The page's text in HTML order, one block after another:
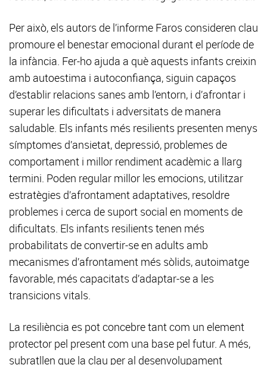
Per això, els autors de l’informe Faros consideren clau
promoure el benestar emocional durant el període de
la infància. Fer-ho ajuda a què aquests infants creixin
amb autoestima i autoconfiança, siguin capaços
d’establir relacions sanes amb l’entorn, i d’afrontar i
superar les dificultats i adversitats de manera
saludable. Els infants més resilients presenten menys
símptomes d’ansietat, depressió, problemes de
comportament i millor rendiment acadèmic a llarg
termini. Poden regular millor les emocions, utilitzar
estratègies d’afrontament adaptatives, resoldre
problemes i cerca de suport social en moments de
dificultats. Els infants resilients tenen més
probabilitats de convertir-se en adults amb
mecanismes d’afrontament més sòlids, autoimatge
favorable, més capacitats d’adaptar-se a les
transicions vitals.
La resiliència es pot concebre tant com un element
protector pel present com una base pel futur. A més,
subratllen que la clau per al desenvolupament